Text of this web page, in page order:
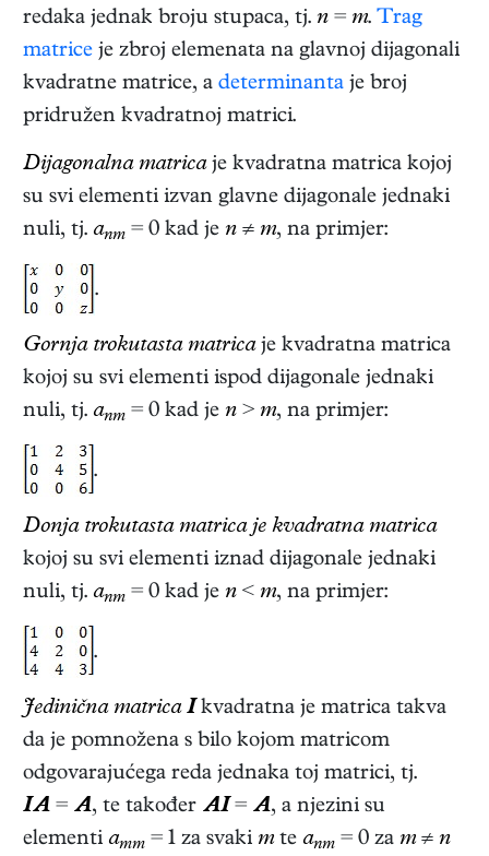
redaka jednak broju stupaca, tj. n = m. Trag
matrice je zbroj elemenata na glavnoj dijagonali
kvadratne matrice, a determinanta je broj
pridružen kvadratnoj matrici.
Dijagonalna matricaje kvadratna matrica kojoj
su svi elementi izvan glavne dijagonale jednaki
nuli, tj. anm = 0 kad je n ≠ m, na primjer:
.
Gornja trokutasta matricaje kvadratna matrica
kojoj su svi elementi ispod dijagonale jednaki
nuli, tj. anm = 0 kad je n > m, na primjer:
.
Donja trokutasta matrica je kvadratna matrica
kojoj su svi elementi iznad dijagonale jednaki
nuli, tj. anm = 0 kad je n < m, na primjer:
.
Jedinična matrica I kvadratna je matrica takva
da je pomnožena s bilo kojom matricom
odgovarajućega reda jednaka toj matrici, tj.
IA = A, te također AI = A, a njezini su
elementi amm = 1 za svaki mte anm = 0 za m≠ n